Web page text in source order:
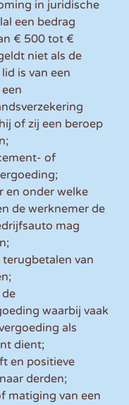
in juridische
een bedrag
€ 500 tot €
niet als de
is van een
of zij een beroep
of
en onder welke
de werknemer de
mag
van
waarbij vaak
als
dient;
en positieve
derden;
matiging van een